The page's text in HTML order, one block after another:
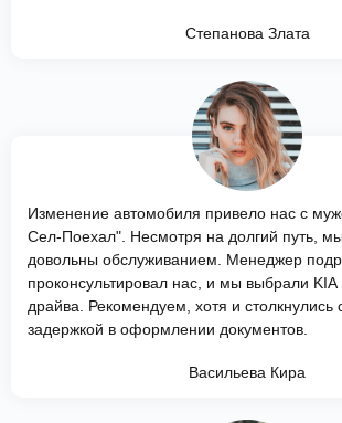
Степанова Злата
Изменение автомобиля привело нас с
Сел-Поехал". Несмотря на долгий путь,
довольны обслуживанием. Менеджер
проконсультировал нас, и мы выбрали KIA
драйва. Рекомендуем, хотя и столкнулись
задержкой в оформлении документов.
Васильева Кира